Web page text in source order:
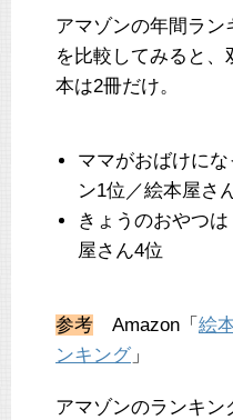
アマゾンの年間ラン
を比較してみると
本は2冊だけ。
ママがおばけに
ン1位／絵本屋さ
きょうのおやつ
屋さん4位
参考 Amazon「 絵
ンキング 」
アマゾンのランキン